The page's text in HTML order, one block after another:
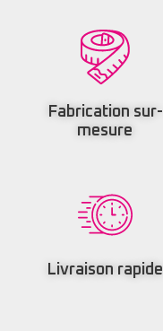
Fabrication sur-
mesure
Livraison rapide